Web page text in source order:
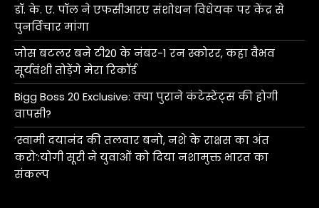
डॉ. के. ए. पॉल ने एफसीआरए संशोधन विधेयक पर केंद्र से
पुनर्विचार मांगा
जोस बटलर बने टी20 के नंबर-1 रन स्कोरर, कहा वैभव
सूर्यवंशी तोड़ेंगे मेरा रिकॉर्ड
Bigg Boss 20 Exclusive: क्या पुराने कंटेस्टेंट्स की होगी
वापसी?
‘स्वामी दयानंद की तलवार बनो, नशे के राक्षस का अंत
करो’:योगी सूरी ने युवाओं को दिया नशामुक्त भारत का
संकल्प